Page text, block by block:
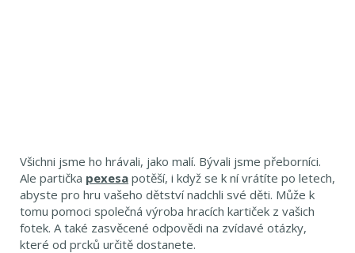
Všichni jsme ho hrávali, jako malí. Bývali jsme přeborníci.
Ale partička pexesa potěší, i když se k ní vrátíte po letech,
abyste pro hru vašeho dětství nadchli své děti. Může k
tomu pomoci společná výroba hracích kartiček z vašich
fotek. A také zasvěcené odpovědi na zvídavé otázky,
které od prcků určitě dostanete.